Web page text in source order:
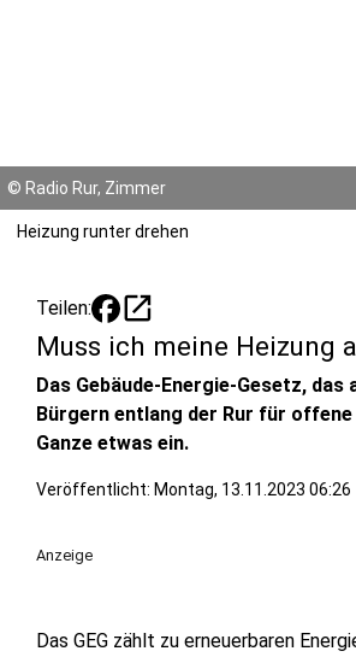
© Radio Rur, Zimmer
Heizung runter drehen
Teilen: open_in_new
Muss ich meine Heizung
Das Gebäude-Energie-Gesetz,
Bürgern entlang der Rur für
Ganze etwas ein.
Veröffentlicht: Montag, 13.11.2023 06:26
Anzeige
Das GEG zählt zu erneuerbaren